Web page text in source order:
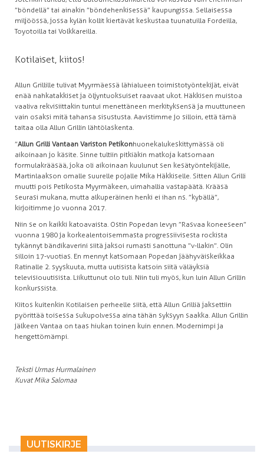
”böndellä” tai ainakin ”böndehenkisessä” kaupungissa. Sellaisessa
miljöössä, jossa kylän kollit kiertävät keskustaa tuunatuilla Fordeilla,
Toyotoilla tai Volkkareilla.
Kotilaiset, kiitos!
Allun Grillille tulivat Myyrmäessä lähialueen toimistotyöntekijät, eivät
enää nahkatakkiset ja öljyntuoksuiset raavaat ukot. Häkkisen muistoa
vaaliva rekvisiittakin tuntui menettäneen merkityksensä ja muuttuneen
vain osaksi mitä tahansa sisustusta. Aavistimme jo silloin, että tämä
taitaa olla Allun Grillin lähtölaskenta.
”Allun Grilli Vantaan Variston Petikonhuonekalukeskittymässä oli
aikoinaan jo käsite. Sinne tultiin pitkiäkin matkoja katsomaan
formulakrääsää, joka oli aikoinaan kuulunut sen kesätyöntekijälle,
Martinlaakson omalle suurelle pojalle Mika Häkkiselle. Sitten Allun Grilli
muutti pois Petikosta Myyrmäkeen, uimahallia vastapäätä. Krääsä
seurasi mukana, mutta alkuperäinen henki ei ihan ns. ”kybällä”,
kirjoitimme jo vuonna 2017.
Niin se on kaikki katoavaista. Ostin Popedan levyn ”Rasvaa koneeseen”
vuonna 1980 ja korkealentoisemmasta progressiivisesta rockista
tykännyt bändikaverini siitä jaksoi rumasti sanottuna ”v-llakin”. Olin
silloin 17-vuotias. En mennyt katsomaan Popedan jäähyväiskeikkaa
Ratinalle 2. syyskuuta, mutta uutisista katsoin siitä väläyksiä
televisiouutisista. Liikuttunut olo tuli. Niin tuli myös, kun luin Allun Grillin
konkurssista.
Kiitos kuitenkin Kotilaisen perheelle siitä, että Allun Grilliä jaksettiin
pyörittää toisessa sukupolvessa aina tähän syksyyn saakka. Allun Grillin
jälkeen Vantaa on taas hiukan toinen kuin ennen. Modernimpi ja
hengettömämpi.
Teksti Urmas Hurmalainen
Kuvat Mika Salomaa
UUTISKIRJE